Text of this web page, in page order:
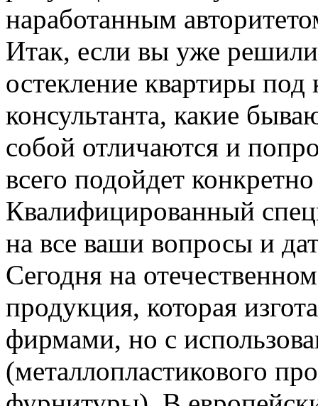
наработанным
Итак, если вы уже решили,
остекление квартиры
консультанта, какие
собой отличаются и
всего подойдет
Квалифицированный
на все ваши вопросы и
Сегодня на
продукция, которая
фирмами, но с
(металлопластикового